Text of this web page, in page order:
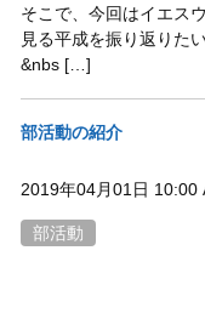
そこで、今回はイエス
見る平成を振り返りた
&nbs […]
部活動の紹介
2019年04月01日 10:00
部活動